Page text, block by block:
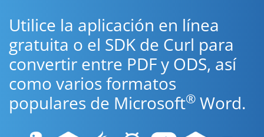
Utilice la aplicación en línea
gratuita o el SDK de Curl para
convertir entre PDF y ODS, así
como varios formatos
populares de Microsoft® Word.